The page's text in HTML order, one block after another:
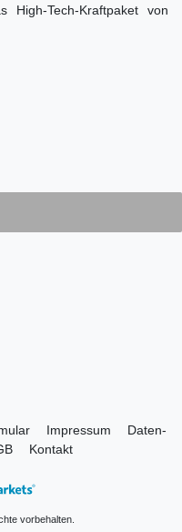
High-Tech-Kraftpaket von
Impressum
Daten­
Kontakt
vorbehalten.